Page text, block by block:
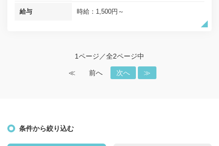
給与 時給：1,500円～
1ページ／全2ページ中
≪ 前へ 次へ ≫
条件から絞り込む